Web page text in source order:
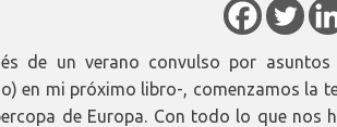
de un verano convulso por
en mi próximo libro-, comenzamos la
de Europa. Con todo lo que